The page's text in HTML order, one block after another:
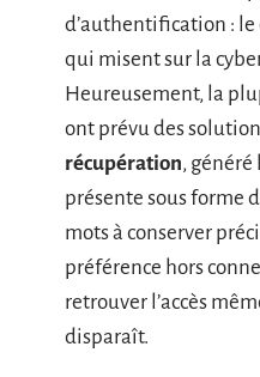
d’authentification : le
qui misent sur la
Heureusement, la
ont prévu des
récupération, généré
présente sous forme
mots à conserver
préférence hors
retrouver l’accès
disparaît.